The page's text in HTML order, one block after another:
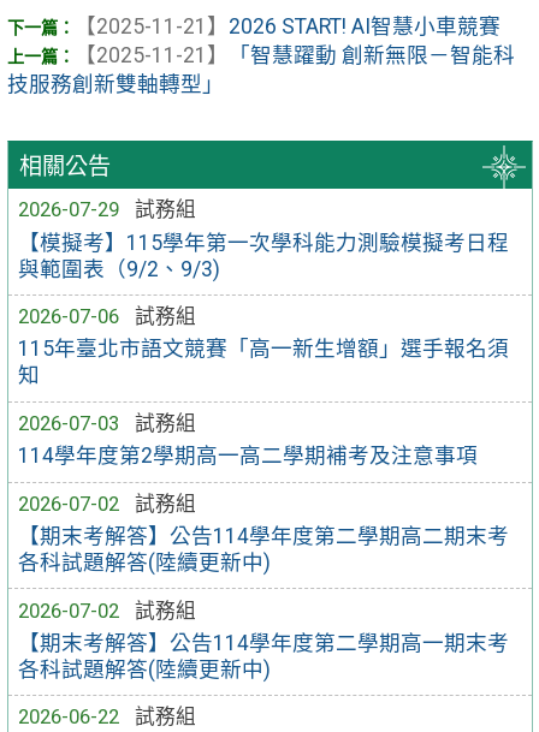
相關公告
2026-07-29
試務組
【模擬考】115學年第一次學科能力測驗模擬考日程
與範圍表（9/2、9/3)
2026-07-06
試務組
115年臺北市語文競賽「高一新生增額」選手報名須
知
2026-07-03
試務組
114學年度第2學期高一高二學期補考及注意事項
2026-07-02
試務組
【期末考解答】公告114學年度第二學期高二期末考
各科試題解答(陸續更新中)
2026-07-02
試務組
【期末考解答】公告114學年度第二學期高一期末考
各科試題解答(陸續更新中)
2026-06-22
試務組
【2025-11-21】 2026 START! AI智慧小車競賽
【2025-11-21】
「智慧躍動 創新無限－智能科
技服務創新雙軸轉型」